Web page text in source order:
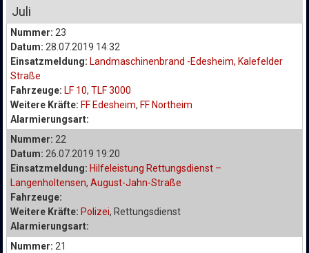
Juli
Nummer: 23
Datum: 28.07.2019 14:32
Einsatzmeldung: Landmaschinenbrand -Edesheim, Kalefelder
Straße
Fahrzeuge: LF 10, TLF 3000
Weitere Kräfte: FF Edesheim, FF Northeim
Alarmierungsart:
Nummer: 22
Datum: 26.07.2019 19:20
Einsatzmeldung: Hilfeleistung Rettungsdienst –
Langenholtensen, August-Jahn-Straße
Fahrzeuge:
Weitere Kräfte: Polizei, Rettungsdienst
Alarmierungsart:
Nummer: 21